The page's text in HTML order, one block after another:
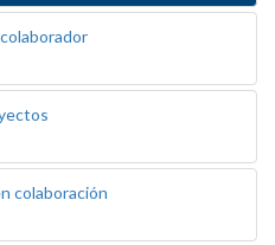
colaboración